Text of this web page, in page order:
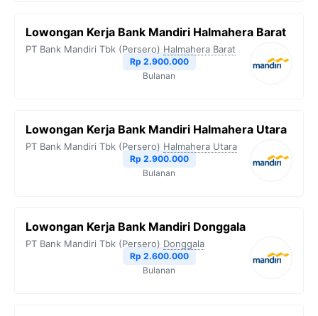
Lowongan Kerja Bank Mandiri Halmahera Barat
PT Bank Mandiri Tbk (Persero) Halmahera Barat
Rp 2.900.000
Bulanan
Lowongan Kerja Bank Mandiri Halmahera Utara
PT Bank Mandiri Tbk (Persero) Halmahera Utara
Rp 2.900.000
Bulanan
Lowongan Kerja Bank Mandiri Donggala
PT Bank Mandiri Tbk (Persero) Donggala
Rp 2.600.000
Bulanan